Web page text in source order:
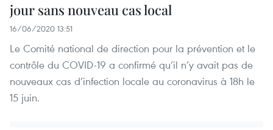
jour sans nouveau cas local
16/06/2020 13:51
Le Comité national de direction pour la prévention et le
contrôle du COVID-19 a confirmé qu’il n’y avait pas de
nouveaux cas d’infection locale au coronavirus à 18h le
15 juin.